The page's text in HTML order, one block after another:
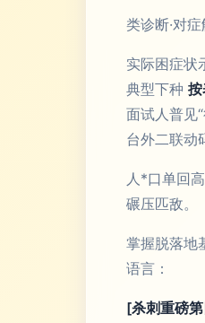
类诊断·对
实际困症状
典型下种
面试人普见
台外二联动
人*口单回
碾压匹敌。
掌握脱落地
语言：
[杀刺重磅